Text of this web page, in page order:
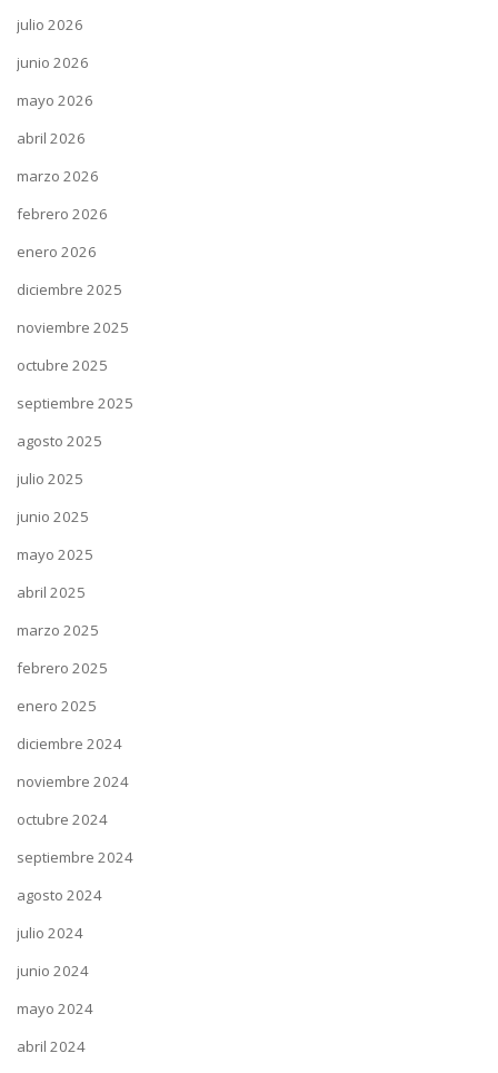
julio 2026
junio 2026
mayo 2026
abril 2026
marzo 2026
febrero 2026
enero 2026
diciembre 2025
noviembre 2025
octubre 2025
septiembre 2025
agosto 2025
julio 2025
junio 2025
mayo 2025
abril 2025
marzo 2025
febrero 2025
enero 2025
diciembre 2024
noviembre 2024
octubre 2024
septiembre 2024
agosto 2024
julio 2024
junio 2024
mayo 2024
abril 2024